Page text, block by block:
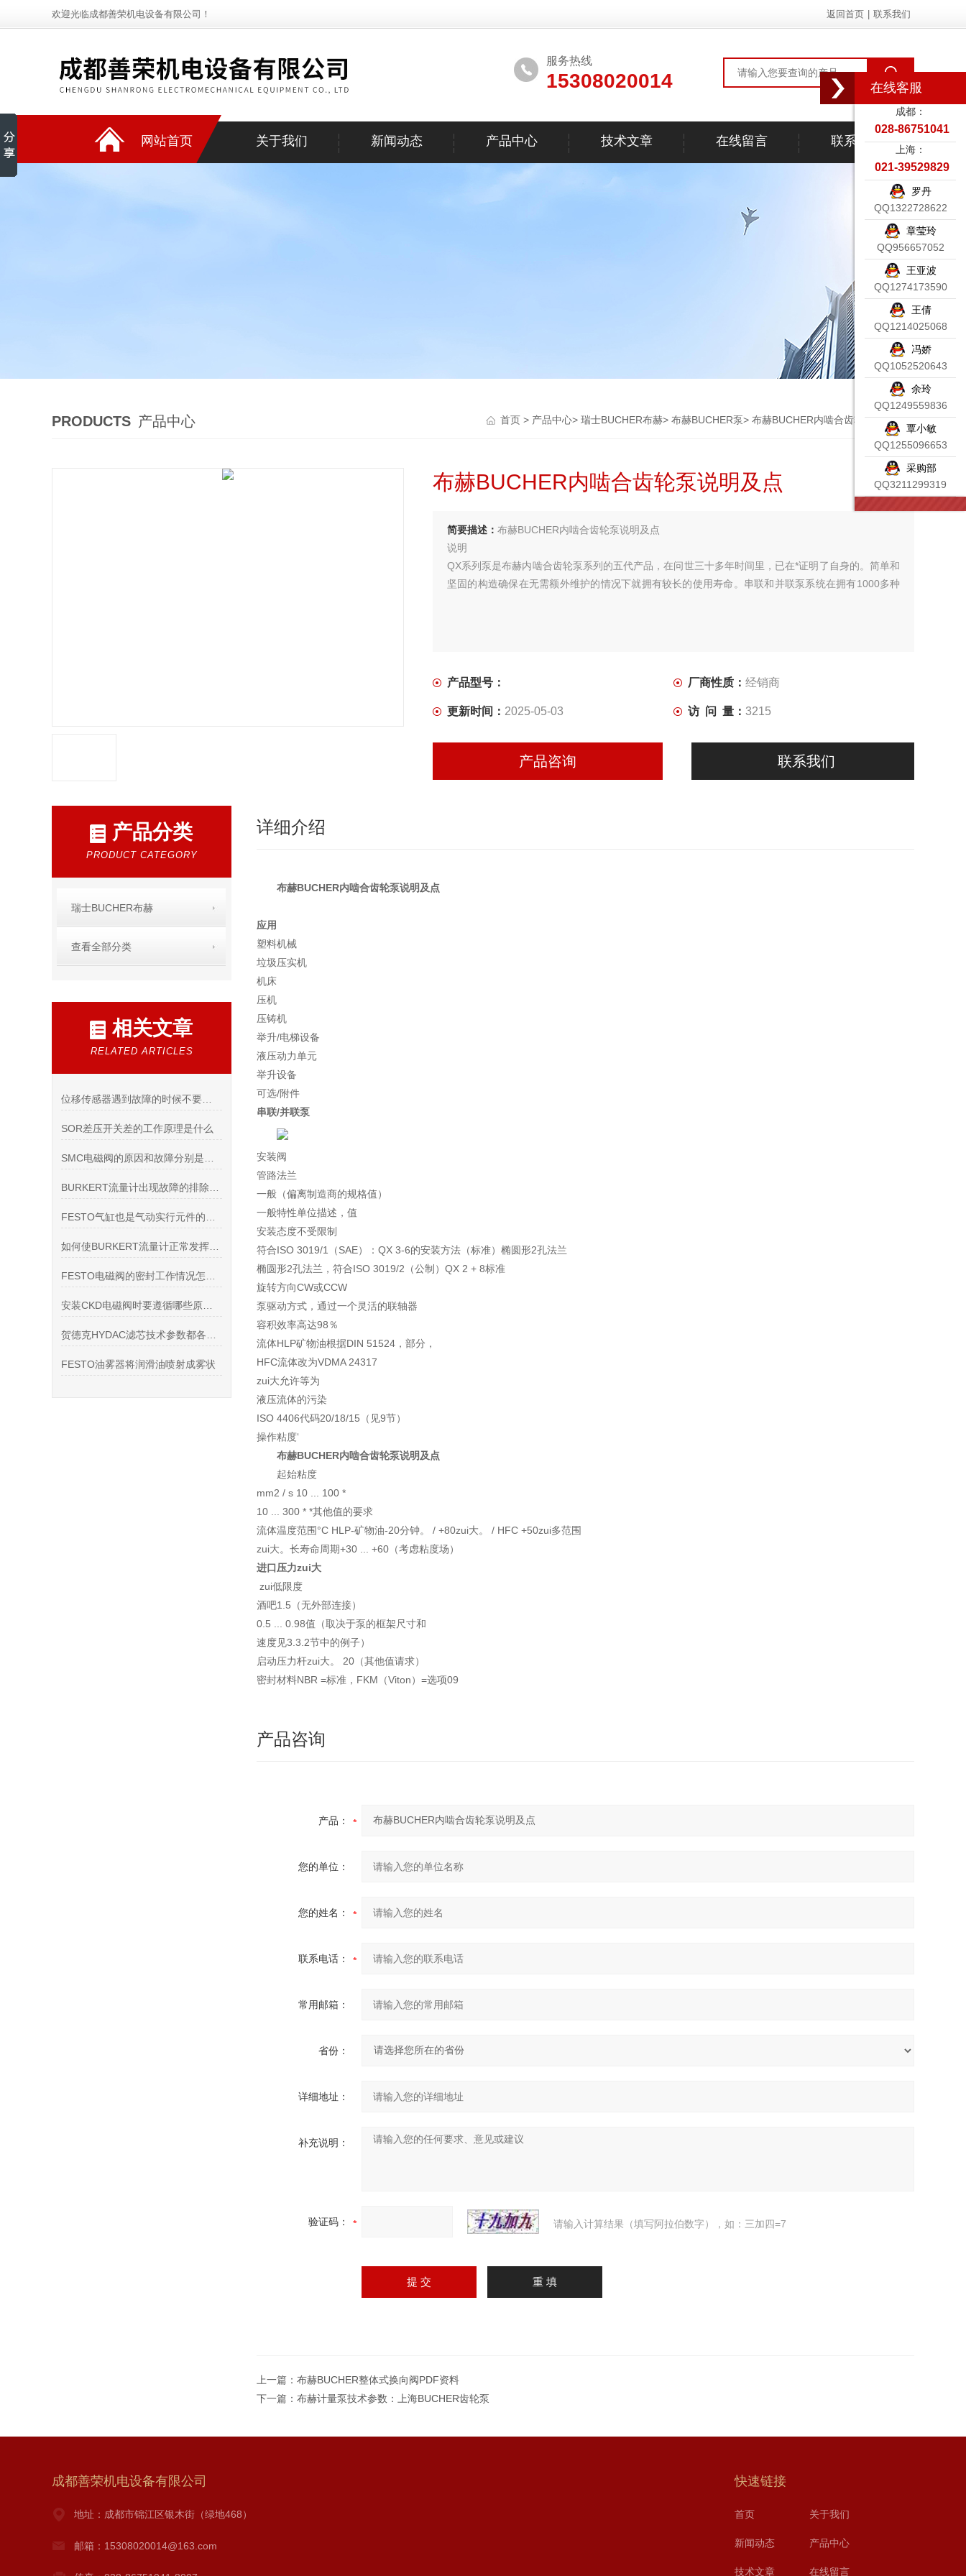
欢迎光临成都善荣机电设备有限公司！ 返回首页 联系我们
服务热线
15308020014
网站首页 关于我们 新闻动态 产品中心 技术文章 在线留言 联系我们
PRODUCTS 产品中心 首页 > 产品中心> 瑞士BUCHER布赫> 布赫BUCHER泵> 布赫BUCHER内啮合齿轮泵说明及点
布赫BUCHER内啮合齿轮泵说明及点
简要描述： 布赫BUCHER内啮合齿轮泵说明及点
说明
QX系列泵是布赫内啮合齿轮泵系列的五代产品，在问世三十多年时间里，已在*证明了自身的。简单和
坚固的构造确保在无需额外维护的情况下就拥有较长的使用寿命。串联和并联泵系统在拥有1000多种
产品型号： 厂商性质： 经销商
更新时间： 2025-05-03 访 问 量： 3215
产品咨询 联系我们
产品分类
PRODUCT CATEGORY
瑞士BUCHER布赫
查看全部分类
相关文章
RELATED ARTICLES
SOR差压开关差的工作原理是什么
FESTO油雾器将润滑油喷射成雾状
详细介绍
布赫BUCHER内啮合齿轮泵说明及点
应用
塑料机械
垃圾压实机
机床
压机
压铸机
举升/电梯设备
液压动力单元
举升设备
可选/附件
串联/并联泵
安装阀
管路法兰
一般（偏离制造商的规格值）
一般特性单位描述，值
安装态度不受限制
符合ISO 3019/1（SAE）：QX 3-6的安装方法（标准）椭圆形2孔法兰
椭圆形2孔法兰，符合ISO 3019/2（公制）QX 2 + 8标准
旋转方向CW或CCW
泵驱动方式，通过一个灵活的联轴器
容积效率高达98％
流体HLP矿物油根据DIN 51524，部分，
HFC流体改为VDMA 24317
zui大允许等为
液压流体的污染
ISO 4406代码20/18/15（见9节）
操作粘度‘
布赫BUCHER内啮合齿轮泵说明及点
起始粘度
mm2 / s 10 ... 100 *
10 ... 300 * *其他值的要求
流体温度范围°C HLP-矿物油-20分钟。 / +80zui大。 / HFC +50zui多范围
zui大。长寿命周期+30 ... +60（考虑粘度场）
进口压力zui大
zui低限度
酒吧1.5（无外部连接）
0.5 ... 0.98值（取决于泵的框架尺寸和
速度见3.3.2节中的例子）
启动压力杆zui大。 20（其他值请求）
密封材料NBR =标准，FKM（Viton）=选项09
产品咨询
产品：
您的单位：
您的姓名：
联系电话：
常用邮箱：
省份：
详细地址：
补充说明：
验证码： 请输入计算结果（填写阿拉伯数字），如：三加四=7
上一篇： 布赫BUCHER整体式换向阀PDF资料
下一篇： 布赫计量泵技术参数：上海BUCHER齿轮泵
成都善荣机电设备有限公司
地址：成都市锦江区银木街（绿地468）
邮箱：15308020014@163.com
快速链接
首页 关于我们
新闻动态 产品中心
技术文章 在线留言
在线客服
成都：
028-86751041
上海：
021-39529829
罗丹
QQ1322728622
章莹玲
QQ956657052
王亚波
QQ1274173590
王倩
QQ1214025068
冯娇
QQ1052520643
余玲
QQ1249559836
覃小敏
QQ1255096653
采购部
QQ3211299319